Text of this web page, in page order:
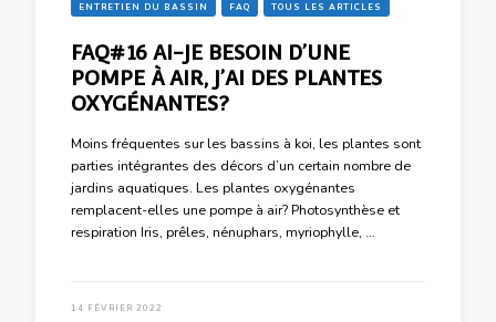
ENTRETIEN DU BASSIN FAQ TOUS LES ARTICLES
FAQ#16 AI-JE BESOIN D’UNE
POMPE À AIR, J’AI DES PLANTES
OXYGÉNANTES?
Moins fréquentes sur les bassins à koi, les plantes sont
parties intégrantes des décors d’un certain nombre de
jardins aquatiques. Les plantes oxygénantes
remplacent-elles une pompe à air? Photosynthèse et
respiration Iris, prêles, nénuphars, myriophylle, …
14 FÉVRIER 2022